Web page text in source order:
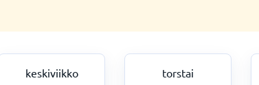
keskiviikko torstai